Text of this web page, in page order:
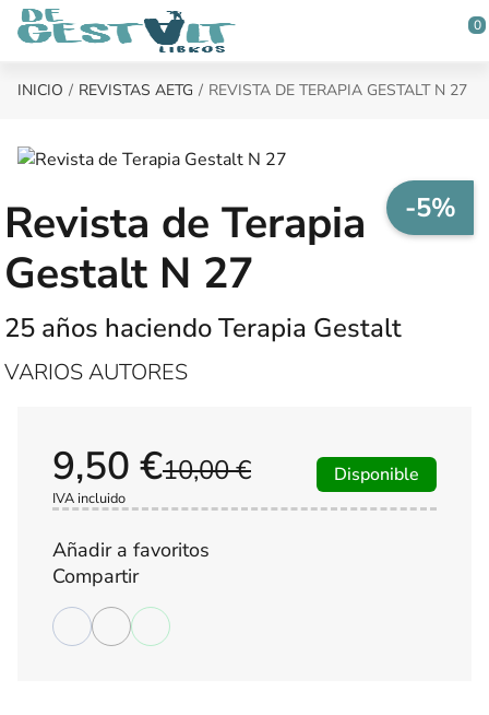
Saltar al contenido principal
0
INICIO REVISTAS AETG REVISTA DE TERAPIA GESTALT N 27
-5%
Revista de Terapia
Gestalt N 27
25 años haciendo Terapia Gestalt
VARIOS AUTORES
10,00 €
9,50 €
IVA incluido
Disponible
Añadir a favoritos
Compartir